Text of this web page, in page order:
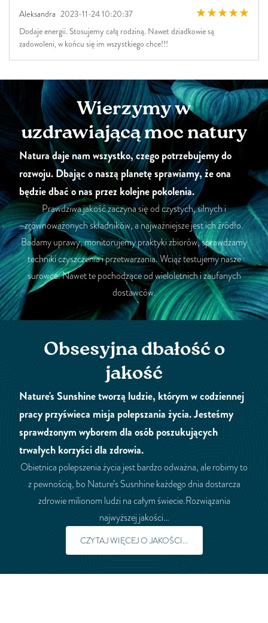
Aleksandra 2023-11-24 10:20:37
Dodaje energii. Stosujemy całą rodziną. Nawet dziadkowie są
zadowoleni, w końcu się im wszystkiego chce!!!
Wierzymy w
uzdrawiającą moc natury
Natura daje nam wszystko, czego potrzebujemy do
rozwoju. Dbając o naszą planetę sprawiamy, że ona
będzie dbać o nas przez kolejne pokolenia.
Prawdziwa jakość zaczyna się od czystych, silnych i
zrównoważonych składników, a najważniejsze jest ich źródło.
Badamy uprawy, monitorujemy praktyki zbiorów, sprawdzamy
techniki czyszczenia i przetwarzania. Wciąż testujemy nasze
surowce. Nawet te pochodzące od wieloletnich i zaufanych
dostawców.
Obsesyjna dbałość o
jakość
Nature's Sunshine tworzą ludzie, którym w codziennej
pracy przyświeca misja polepszania życia. Jesteśmy
sprawdzonym wyborem dla osób poszukujących
trwałych korzyści dla zdrowia.
Obietnica polepszenia życia jest bardzo odważna, ale robimy to
z pewnością, bo Nature’s Susnhine każdego dnia dostarcza
zdrowie milionom ludzi na całym świecie.Rozwiązania
najwyższej jakości…
CZYTAJ WIĘCEJ O JAKOŚCI...